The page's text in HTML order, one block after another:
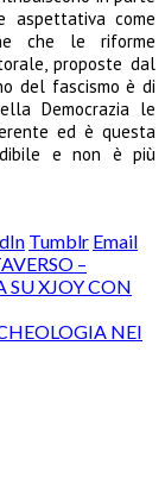
aspettativa come
che le riforme
proposte dal
del fascismo è di
Democrazia le
ed è questa
e non è più
Tumblr Email
–
XJOY CON
NEI